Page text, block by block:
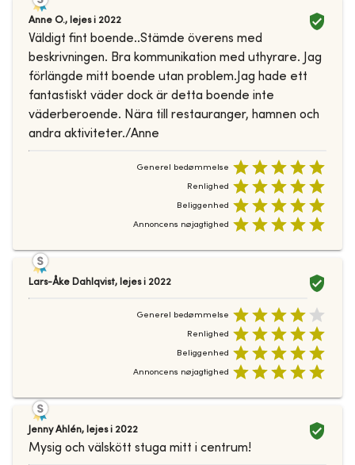
Anne O., lejes i 2022
Väldigt fint boende..Stämde överens med
beskrivningen. Bra kommunikation med uthyrare. Jag
förlängde mitt boende utan problem.Jag hade ett
fantastiskt väder dock är detta boende inte
väderberoende. Nära till restauranger, hamnen och
andra aktiviteter./Anne
Generel bedømmelse
Renlighed
Beliggenhed
Annoncens nøjagtighed
Lars-Åke Dahlqvist, lejes i 2022
Generel bedømmelse
Renlighed
Beliggenhed
Annoncens nøjagtighed
Jenny Ahlén, lejes i 2022
Mysig och välskött stuga mitt i centrum!